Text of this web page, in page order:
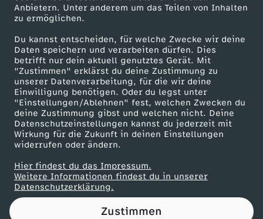
Anbietern. Unter anderem um das Teilen von Inhalten
zu ermöglichen.
Du kannst entscheiden, für welche Zwecke wir deine
Daten speichern und verarbeiten dürfen. Dies
betrifft nur dein aktuell genutztes Gerät. Mit
"Zustimmen" erklärst du deine Zustimmung zu
unserer Datenverarbeitung, für die wir deine
Einwilligung benötigen. Oder du legst unter
"Einstellungen/Ablehnen" fest, welchen Zwecken du
deine Zustimmung gibst und welchen nicht. Deine
Datenschutzeinstellungen kannst du jederzeit mit
Wirkung für die Zukunft in deinen Einstellungen
widerrufen oder ändern.
Hier findest du das Impressum.
Weitere Informationen findest du in unserer
Datenschutzerklärung.
Zustimmen
p
r
o
v
o
k
a
Karriere
ZDF goes Schule
Werbefernsehen
Mainzelmännchen
Partner